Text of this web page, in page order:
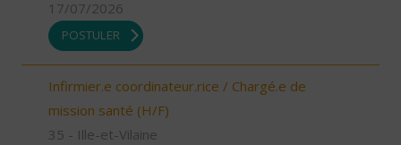
17/07/2026
POSTULER
Infirmier.e coordinateur.rice / Chargé.e de
mission santé (H/F)
35 - Ille-et-Vilaine